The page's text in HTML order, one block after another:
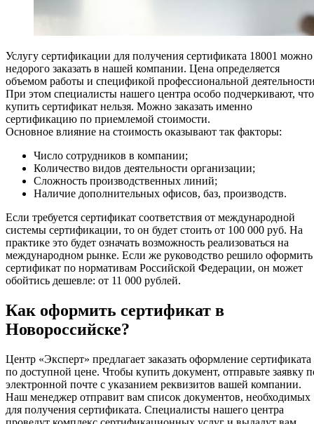
Услугу сертификации для получения сертификата 18001 можно
недорого заказать в нашей компании. Цена определяется
объемом работы и спецификой профессиональной
При этом специалисты нашего центра особо подчеркивают, что
купить сертификат нельзя. Можно заказать именно
сертификацию по приемлемой стоимости.
Основное влияние на стоимость оказывают так факторы:
Число сотрудников в компании;
Количество видов деятельности организации;
Сложность производственных линий;
Наличие дополнительных офисов, баз, производств.
Если требуется сертификат соответствия от международной
системы сертификации, то он будет стоить от 100 000 руб. На
практике это будет означать возможность реализоваться на
международном рынке. Если же руководство решило оформить
сертификат по нормативам Российской Федерации, он может
обойтись дешевле: от 11 000 рублей.
Как оформить сертификат в
Новороссийске?
Центр «Эксперт» предлагает заказать оформление сертификата
по доступной цене. Чтобы купить документ, отправьте заявку
электронной почте с указанием реквизитов вашей компании.
Наш менеджер отправит вам список документов, необходимых
для получения сертификата. Специалисты нашего центра